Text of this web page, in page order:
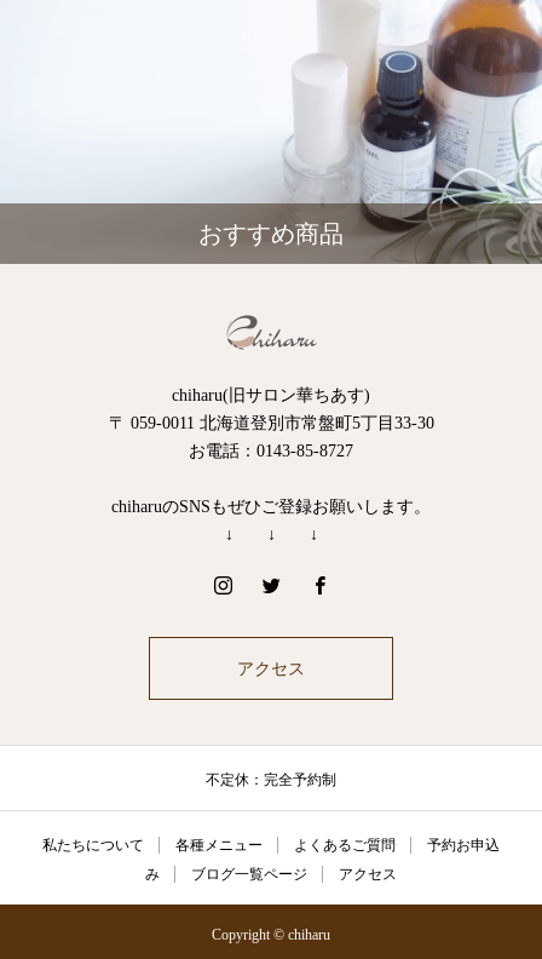
おすすめ商品
chiharu(旧サロン華ちあす)
〒 059-0011 北海道登別市常盤町5丁目33-30
お電話：0143-85-8727
chiharuのSNSもぜひご登録お願いします。
↓ ↓ ↓
アクセス
不定休：完全予約制
私たちについて 各種メニュー よくあるご質問
予約お申込
み
ブログ一覧ページ アクセス
Copyright © chiharu